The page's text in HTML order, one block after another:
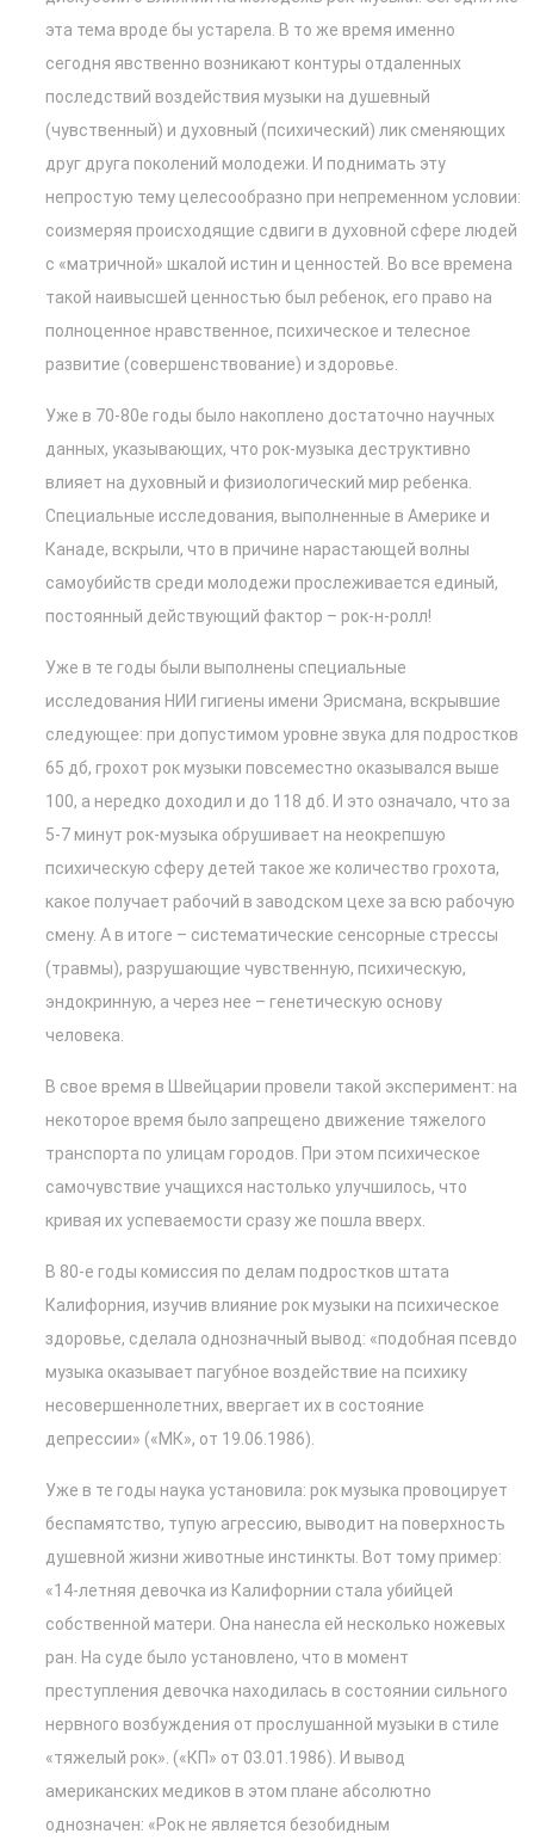
эта тема вроде бы устарела. В то же время именно
сегодня явственно возникают контуры отдаленных
последствий воздействия музыки на душевный
(чувственный) и духовный (психический) лик сменяющих
друг друга поколений молодежи. И поднимать эту
непростую тему целесообразно при непременном условии:
соизмеряя происходящие сдвиги в духовной сфере людей
с «матричной» шкалой истин и ценностей. Во все времена
такой наивысшей ценностью был ребенок, его право на
полноценное нравственное, психическое и телесное
развитие (совершенствование) и здоровье.
Уже в 70-80е годы было накоплено достаточно научных
данных, указывающих, что рок-музыка деструктивно
влияет на духовный и физиологический мир ребенка.
Специальные исследования, выполненные в Америке и
Канаде, вскрыли, что в причине нарастающей волны
самоубийств среди молодежи прослеживается единый,
постоянный действующий фактор – рок-н-ролл!
Уже в те годы были выполнены специальные
исследования НИИ гигиены имени Эрисмана, вскрывшие
следующее: при допустимом уровне звука для подростков
65 дб, грохот рок музыки повсеместно оказывался выше
100, а нередко доходил и до 118 дб. И это означало, что за
5-7 минут рок-музыка обрушивает на неокрепшую
психическую сферу детей такое же количество грохота,
какое получает рабочий в заводском цехе за всю рабочую
смену. А в итоге – систематические сенсорные стрессы
(травмы), разрушающие чувственную, психическую,
эндокринную, а через нее – генетическую основу
человека.
В свое время в Швейцарии провели такой эксперимент: на
некоторое время было запрещено движение тяжелого
транспорта по улицам городов. При этом психическое
самочувствие учащихся настолько улучшилось, что
кривая их успеваемости сразу же пошла вверх.
В 80-е годы комиссия по делам подростков штата
Калифорния, изучив влияние рок музыки на психическое
здоровье, сделала однозначный вывод: «подобная псевдо
музыка оказывает пагубное воздействие на психику
несовершеннолетних, ввергает их в состояние
депрессии» («МК», от 19.06.1986).
Уже в те годы наука установила: рок музыка провоцирует
беспамятство, тупую агрессию, выводит на поверхность
душевной жизни животные инстинкты. Вот тому пример:
«14-летняя девочка из Калифорнии стала убийцей
собственной матери. Она нанесла ей несколько ножевых
ран. На суде было установлено, что в момент
преступления девочка находилась в состоянии сильного
нервного возбуждения от прослушанной музыки в стиле
«тяжелый рок». («КП» от 03.01.1986). И вывод
американских медиков в этом плане абсолютно
однозначен: «Рок не является безобидным